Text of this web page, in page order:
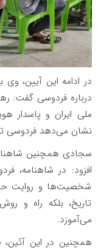
در ادامه این آیین، وی
درباره فردوسی گفت:
ملی ایران و پاسدار
نشان می‌دهد فردوسی
سجادی همچنین
افزود: در شاهنامه،
شخصیت‌ها و روایت
تاریخ، بلکه راه و
می‌آموزد.